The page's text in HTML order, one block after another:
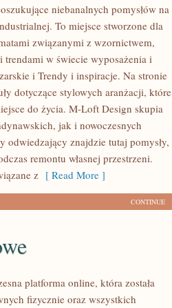
niebanalnych pomysłów na
To miejsce stworzone dla
związanymi z wzornictwem,
w świecie wyposażenia i
i Trendy i inspiracje. Na stronie
dotyczące stylowych aranżacji, które
do życia. M-Loft Design skupia
jak i nowoczesnych
odwiedzający znajdzie tutaj pomysły,
remontu własnej przestrzeni.
z [ Read More ]
CONTINUE
platforma online, która została
fizycznie oraz wszystkich